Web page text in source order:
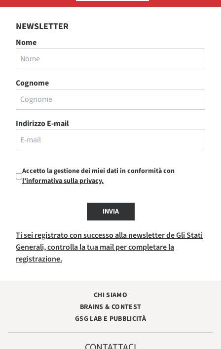
NEWSLETTER
Nome
Cognome
Indirizzo E-mail
Accetto la gestione dei miei dati in conformità con
l'informativa sulla privacy.
INVIA
Ti sei registrato con successo alla newsletter de Gli Stati
Generali, controlla la tua mail per completare la
registrazione.
CHI SIAMO
BRAINS & CONTEST
GSG LAB E PUBBLICITÀ